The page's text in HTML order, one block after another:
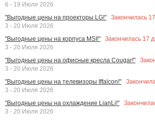
6 - 19 Июля 2026
"Выгодные цены на проекторы LG!"
Закончилась 17
3 - 20 Июля 2026
"Выгодные цены на корпуса MSI!"
Закончилась 17
3 - 20 Июля 2026
"Выгодные цены на офисные кресла Cougar!"
3 - 20 Июля 2026
"Выгодные цены на телевизоры Iffalcon!"
3 - 20 Июля 2026
"Выгодные цены на охлаждение LianLi!"
3 - 20 Июля 2026